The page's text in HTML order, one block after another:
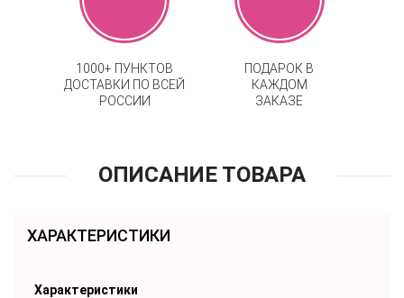
1000+ ПУНКТОВ
ДОСТАВКИ ПО ВСЕЙ
РОССИИ
ПОДАРОК В
КАЖДОМ
ЗАКАЗЕ
ОПИСАНИЕ ТОВАРА
ХАРАКТЕРИСТИКИ
Характеристики